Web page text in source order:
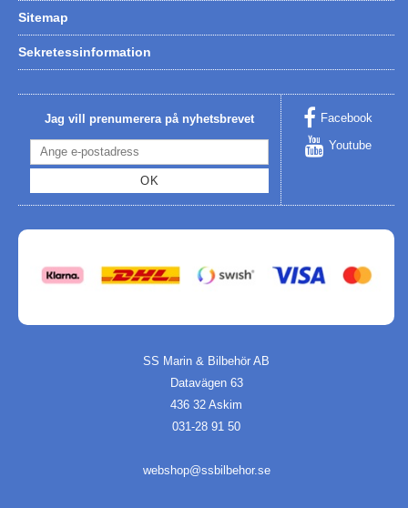
Sitemap
Sekretessinformation
Jag vill prenumerera på nyhetsbrevet
OK
Facebook
Youtube
SS Marin & Bilbehör AB
Datavägen 63
436 32 Askim
031-28 91 50
webshop@ssbilbehor.se